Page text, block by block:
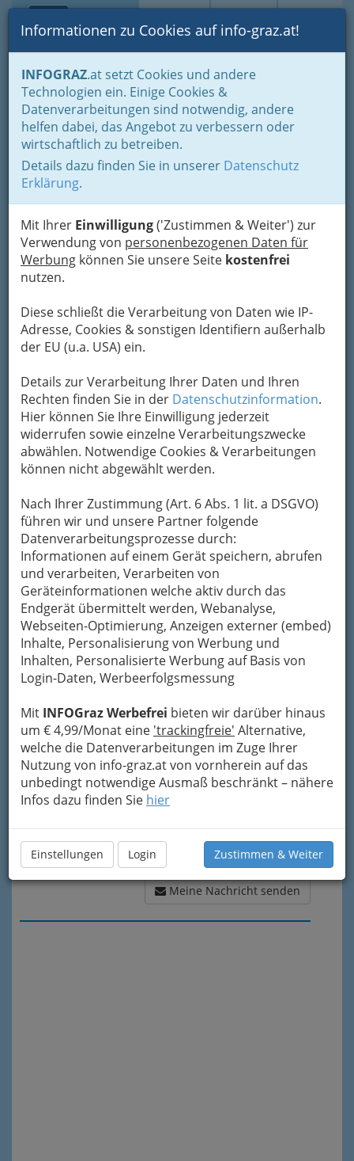
Suche Login Toggle
Informationen zu Cookies auf info-graz.at!
INFOGRAZ.at setzt Cookies und andere
Technologien ein. Einige Cookies &
Datenverarbeitungen sind notwendig, andere
helfen dabei, das Angebot zu verbessern oder
wirtschaftlich zu betreiben.
Details dazu finden Sie in unserer Datenschutz
Erklärung.
Mit Ihrer Einwilligung('Zustimmen & Weiter') zur
Verwendung von personenbezogenen Daten für
Werbung können Sie unsere Seite kostenfrei
nutzen.
Diese schließt die Verarbeitung von Daten wie IP-
Adresse, Cookies & sonstigen Identifiern außerhalb
der EU (u.a. USA) ein.
Details zur Verarbeitung Ihrer Daten und Ihren
Rechten finden Sie in der Datenschutzinformation.
Hier können Sie Ihre Einwilligung jederzeit
widerrufen sowie einzelne Verarbeitungszwecke
abwählen. Notwendige Cookies & Verarbeitungen
können nicht abgewählt werden.
Nach Ihrer Zustimmung (Art. 6 Abs. 1 lit. a DSGVO)
führen wir und unsere Partner folgende
Datenverarbeitungsprozesse durch:
Informationen auf einem Gerät speichern, abrufen
und verarbeiten, Verarbeiten von
Geräteinformationen welche aktiv durch das
Endgerät übermittelt werden, Webanalyse,
Webseiten-Optimierung, Anzeigen externer (embed)
Inhalte, Personalisierung von Werbung und
Inhalten, Personalisierte Werbung auf Basis von
Login-Daten, Werbeerfolgsmessung
Mit INFOGraz Werbefrei bieten wir darüber hinaus
um € 4,99/Monat eine 'trackingfreie' Alternative,
welche die Datenverarbeitungen im Zuge Ihrer
Nutzung von info-graz.at von vornherein auf das
unbedingt notwendige Ausmaß beschränkt – nähere
Infos dazu finden Sie hier
Einstellungen Login Zustimmen & Weiter
Home Branchen Freizeit & Sport Sport
Tanzen
Grazer Eistanz-Sportclub
Glacisstraße 21, 8010 Graz
+43 664 353 97 23
Ansprechperson: Matthias Jörgler
Karte
Adresse mit Google Maps anschauen
Um die Info-Graz Firmenvor Spam-Mails zu
bewahren, verwenden wir an dieser Stelle zur
Übermittlung Ihrer Nachricht ein sicheres
Formular. Ihre Nachricht wird nach dem
Absenden umgehend per Mail an das
Unternehmen Grazer Eistanz-Sportclub
weitergeleitet.
Mein Name
Meine Email Adresse
Mein Betreff
Meine Nachricht
Meine Nachricht senden